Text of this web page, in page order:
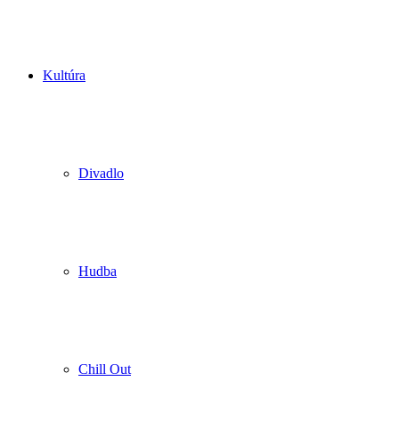
Kultúra
Divadlo
Hudba
Chill Out